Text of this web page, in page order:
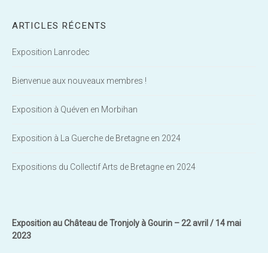
ARTICLES RÉCENTS
Exposition Lanrodec
Bienvenue aux nouveaux membres !
Exposition à Quéven en Morbihan
Exposition à La Guerche de Bretagne en 2024
Expositions du Collectif Arts de Bretagne en 2024
Exposition au Château de Tronjoly à Gourin – 22 avril / 14 mai
2023